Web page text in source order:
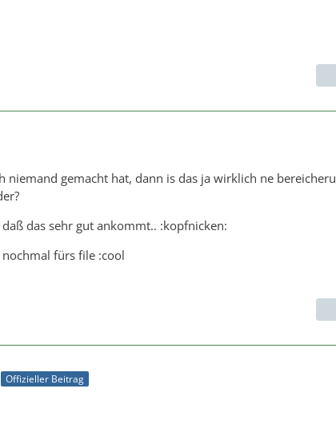
niemand gemacht hat, dann is das ja wirklich ne
das sehr gut ankommt.. :kopfnicken:
fürs file :cool
Offizieller Beitrag